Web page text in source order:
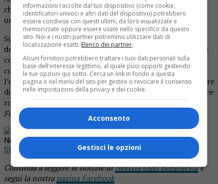
che si è trattato di uno scontro tra un camion e
un’autovettura.
Sul posto i vigili del fuoco, gli operatori del 118 e le forze
dell’ordine. I sanitari hanno preso in carico la persona che
conduceva la vettura, una donna sulla settantina: le sue
condizioni erano molto serie e si è subito chiamato
l’elicottero per un trasporto urgente all’ospedale Maggiore
di Novara. La donna è arriata al pronto soccorso con codice
rosso.
Foto d’archivio
Rimani aggiornato seguendoci su Google
News!
SEGUICI
Continua a leggere le notizie diNotizia Oggi Borgosesiae
segui la nostra pagina Facebook
informazioni raccolte dal tuo dispositivo (come cookie,
identificatori univoci e altri dati del dispositivo) potrebbero
essere condivise con questi ultimi, da loro visualizzate e
memorizzate oppure essere usate nello specifico da questo
sito. Noi e i nostri partner potremmo utilizzare dati di
localizzazione esatti. Elenco dei partner.
Alcuni fornitori potrebbero trattare i tuoi dati personali sulla
base dell'interesse legittimo, al quale puoi opporti gestendo
le tue opzioni qui sotto. Cerca un link in fondo a questa
pagina o nel menu del sito per gestire o revocare il consenso
nelle impostazioni della privacy e dei cookie.
Acconsento
Gestisci le opzioni